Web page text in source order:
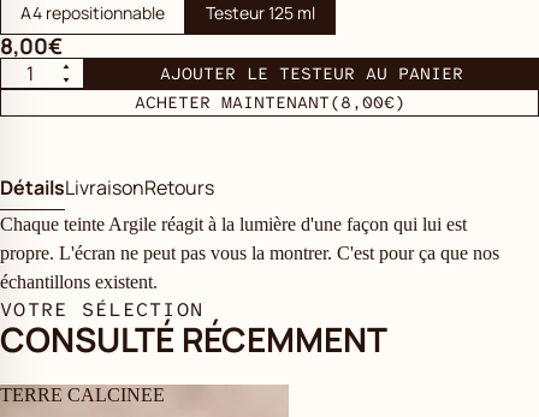
A4 repositionnable Testeur 125 ml
8,00€
AJOUTER LE TESTEUR AU PANIER
ACHETER MAINTENANT(8,00€)
DétailsLivraisonRetours
Chaque teinte Argile réagit à la lumière d'une façon qui lui est
propre. L'écran ne peut pas vous la montrer. C'est pour ça que nos
échantillons existent.
VOTRE SÉLECTION
CONSULTÉ RÉCEMMENT
TERRE CALCINEE